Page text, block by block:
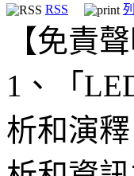
RSS
【免責聲
1、「
析和演